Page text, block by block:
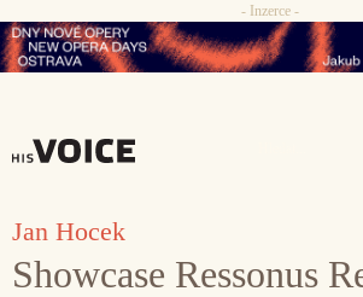
Přeskočit
na
- Inzerce -
Jan Hocek
Showcase Ressonus